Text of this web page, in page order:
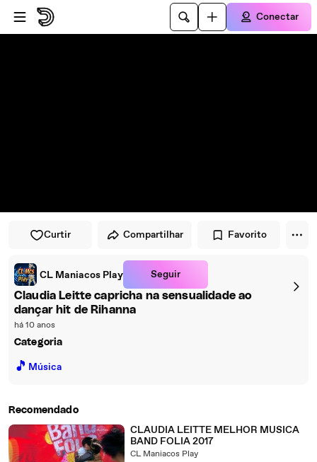
Pular para o player
Ir para o conteúdo principal
Conectar
Curtir Compartilhar Favorito
CL Maniacos Play Seguir
Claudia Leitte capricha na sensualidade ao
dançar hit de Rihanna
há 10 anos
Categoria
🎵 Música
Recomendado
CLAUDIA LEITTE MELHOR MUSICA
BAND FOLIA 2017
CL Maniacos Play